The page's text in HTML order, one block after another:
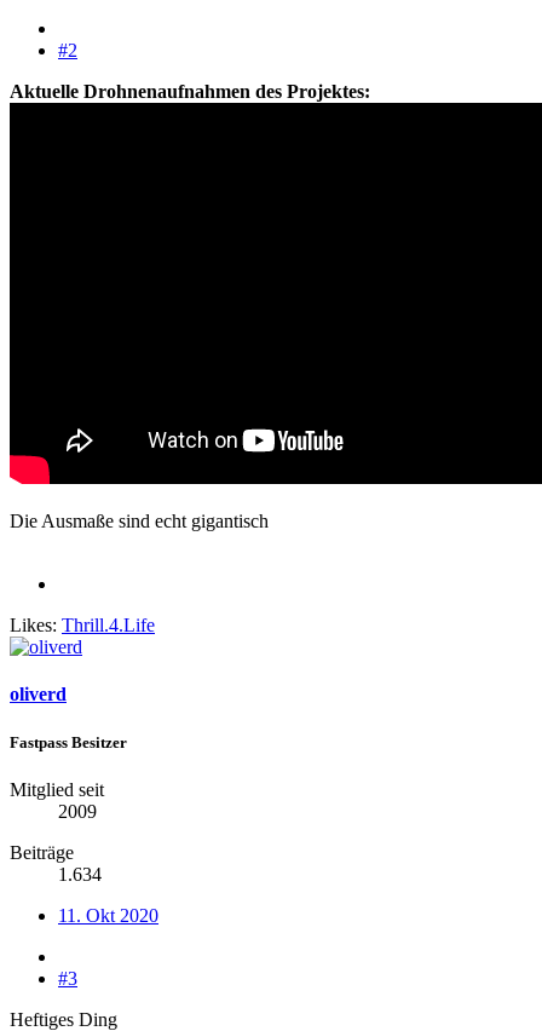
#2
Aktuelle Drohnenaufnahmen des Projektes:
Die Ausmaße sind echt gigantisch
Likes: Thrill.4.Life
oliverd
Fastpass Besitzer
Mitglied seit
2009
Beiträge
1.634
11. Okt 2020
#3
Heftiges Ding